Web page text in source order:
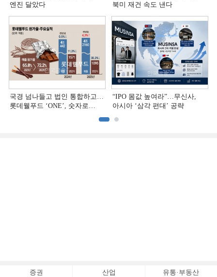
엔진 달았다
북미 재건 속도 낸다
국경 넘나들고 법인 통합하고…
롯데웰푸드 ‘ONE’, 숫자로
“IPO 몸값 높여라”…무신사,
아시아 ‘삼각 편대’ 공략
증권 산업 유통·부동산